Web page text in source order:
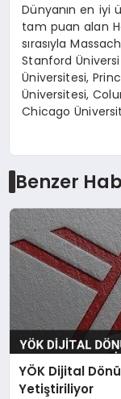
Dünyanın en iyi
tam puan alan
sırasıyla
Stanford
Üniversitesi,
Üniversitesi,
Chicago
Benzer
YÖK Dijital
Yetiştiriliyor